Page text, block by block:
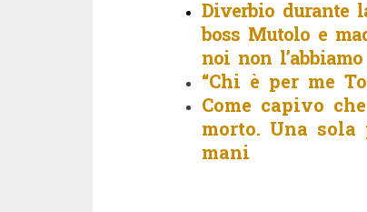
Diverbio durante
boss Mutolo e
noi non
“Chi è per me
Come capivo
morto. Una
mani